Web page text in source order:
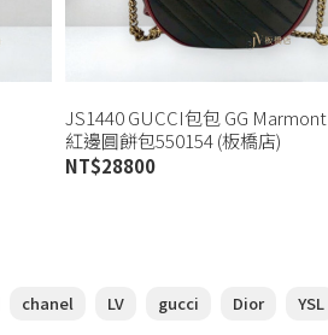
JS1440 GUCCI包包 GG
紅邊圓餅包550154 (板橋店)
NT$28800
chanel LV gucci Dior YSL